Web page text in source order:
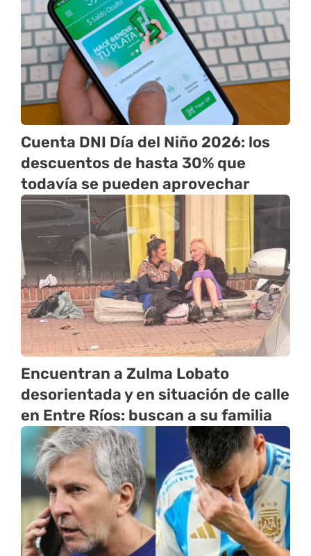
Cuenta DNI Día del Niño 2026: los
descuentos de hasta 30% que
todavía se pueden aprovechar
Encuentran a Zulma Lobato
desorientada y en situación de calle
en Entre Ríos: buscan a su familia